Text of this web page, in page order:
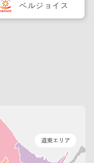
ベルジョイス